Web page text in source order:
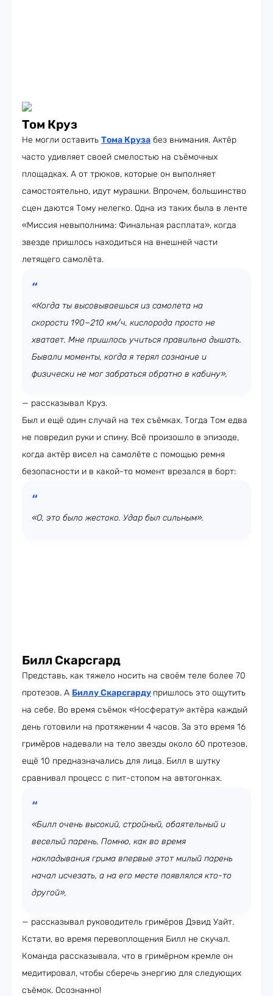
Том Круз
Не могли оставить Тома Круза без внимания. Актёр
часто удивляет своей смелостью на съёмочных
площадках. А от трюков, которые он выполняет
самостоятельно, идут мурашки. Впрочем, большинство
сцен даются Тому нелегко. Одна из таких была в ленте
«Миссия невыполнима: Финальная расплата», когда
звезде пришлось находиться на внешней части
летящего самолёта.
«Когда ты высовываешься из самолета на
скорости 190−210 км/ч, кислорода просто не
хватает. Мне пришлось учиться правильно дышать.
Бывали моменты, когда я терял сознание и
физически не мог забраться обратно в кабину»,
— рассказывал Круз.
Был и ещё один случай на тех съёмках. Тогда Том едва
не повредил руки и спину. Всё произошло в эпизоде,
когда актёр висел на самолёте с помощью ремня
безопасности и в какой-то момент врезался в борт:
«О, это было жестоко. Удар был сильным».
Билл Скарсгард
Представь, как тяжело носить на своём теле более 70
протезов. А Биллу Скарсгарду пришлось это ощутить
на себе. Во время съёмок «Носферату» актёра каждый
день готовили на протяжении 4 часов. За это время 16
гримёров надевали на тело звезды около 60 протезов,
ещё 10 предназначались для лица. Билл в шутку
сравнивал процесс с пит-стопом на автогонках.
«Билл очень высокий, стройный, обаятельный и
веселый парень. Помню, как во время
накладывания грима впервые этот милый парень
начал исчезать, а на его месте появлялся кто-то
другой»,
— рассказывал руководитель гримёров Дэвид Уайт.
Кстати, во время перевоплощения Билл не скучал.
Команда рассказывала, что в гримёрном кремле он
медитировал, чтобы сберечь энергию для следующих
съёмок. Осознанно!